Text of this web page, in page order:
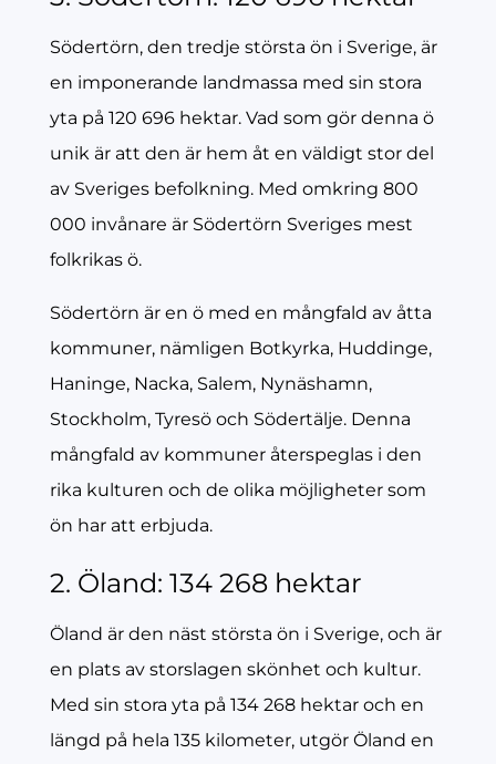
Södertörn, den tredje största ön i Sverige, är
en imponerande landmassa med sin stora
yta på 120 696 hektar. Vad som gör denna ö
unik är att den är hem åt en väldigt stor del
av Sveriges befolkning. Med omkring 800
000 invånare är Södertörn Sveriges mest
folkrikas ö.
Södertörn är en ö med en mångfald av åtta
kommuner, nämligen Botkyrka, Huddinge,
Haninge, Nacka, Salem, Nynäshamn,
Stockholm, Tyresö och Södertälje. Denna
mångfald av kommuner återspeglas i den
rika kulturen och de olika möjligheter som
ön har att erbjuda.
2. Öland: 134 268 hektar
Öland är den näst största ön i Sverige, och är
en plats av storslagen skönhet och kultur.
Med sin stora yta på 134 268 hektar och en
längd på hela 135 kilometer, utgör Öland en